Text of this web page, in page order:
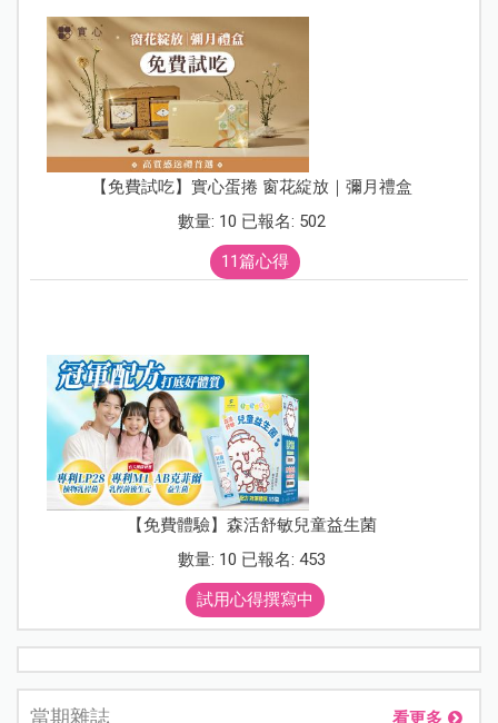
【免費試吃】實心蛋捲 窗花綻放｜彌月禮盒
數量: 10 已報名: 502
11篇心得
【免費體驗】森活舒敏兒童益生菌
數量: 10 已報名: 453
試用心得撰寫中
當期雜誌